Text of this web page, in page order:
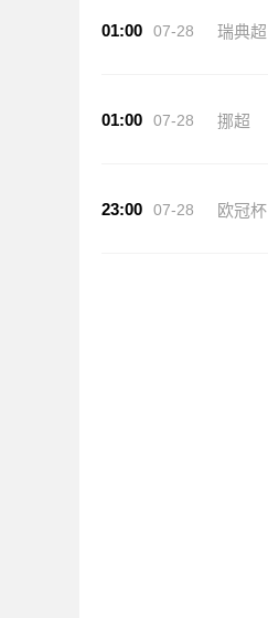
01:00 07-28 瑞典超
01:00 07-28 挪超
23:00 07-28 欧冠杯